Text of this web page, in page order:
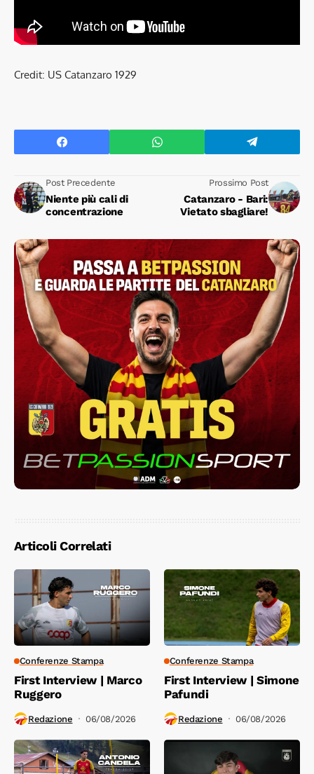
Credit: US Catanzaro 1929
Post Precedente
Niente più cali di
concentrazione
Prossimo Post
Catanzaro - Bari:
Vietato sbagliare!
Articoli Correlati
Conferenze Stampa
First Interview | Marco
Ruggero
Redazione 06/08/2026
Conferenze Stampa
First Interview | Simone
Pafundi
Redazione 06/08/2026